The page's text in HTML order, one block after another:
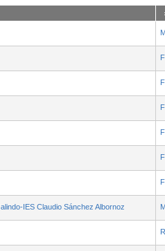
IES Claudio Sánchez Albornoz